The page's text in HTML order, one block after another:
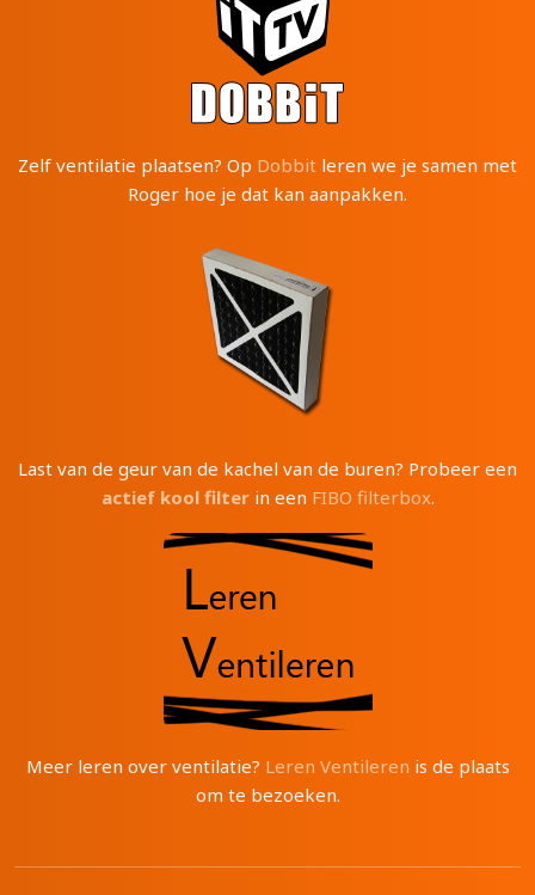
Zelf ventilatie plaatsen? Op Dobbit leren we je samen met
Roger hoe je dat kan aanpakken.
Last van de geur van de kachel van de buren? Probeer een
actief kool filterin een FIBO filterbox.
Meer leren over ventilatie? Leren Ventileren is de plaats
om te bezoeken.